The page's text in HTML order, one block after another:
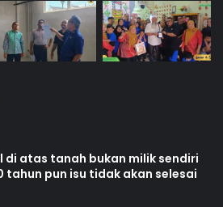
di atas tanah bukan milik sendiri
tahun pun isu tidak akan selesai